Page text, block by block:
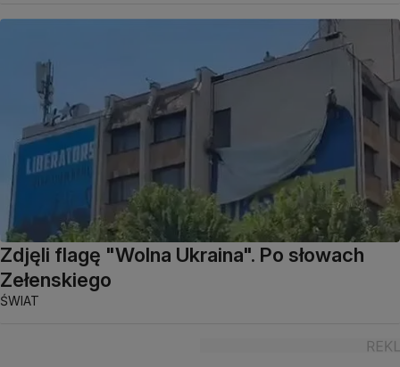
Zdjęli flagę "Wolna Ukraina". Po słowach
Zełenskiego
ŚWIAT